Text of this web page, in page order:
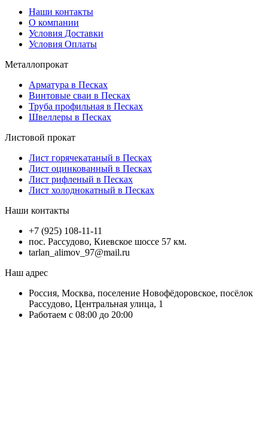
Наши контакты
О компании
Условия Доставки
Условия Оплаты
Металлопрокат
Арматура в Песках
Винтовые сваи в Песках
Труба профильная в Песках
Швеллеры в Песках
Листовой прокат
Лист горячекатаный в Песках
Лист оцинкованный в Песках
Лист рифленый в Песках
Лист холоднокатный в Песках
Наши контакты
+7 (925) 108-11-11
пос. Рассудово, Киевское шоссе 57 км.
tarlan_alimov_97@mail.ru
Наш адрес
Россия, Москва, поселение Новофёдоровское, посёлок
Рассудово, Центральная улица, 1
Работаем с 08:00 до 20:00